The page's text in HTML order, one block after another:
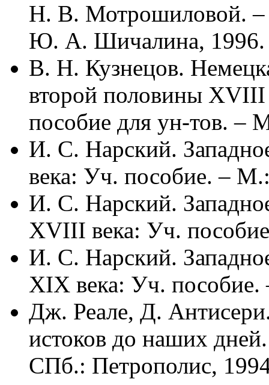
Н. В. Мотрошиловой. –
Ю. А. Шичалина, 1996.
В. Н. Кузнецов.
второй половины
пособие для ун-тов. –
И. С. Нарский.
века: Уч. пособие. –
И. С. Нарский.
XVIII века: Уч.
И. С. Нарский.
XIX века: Уч.
Дж. Реале, Д.
истоков до наших
СПб.: Петрополис,